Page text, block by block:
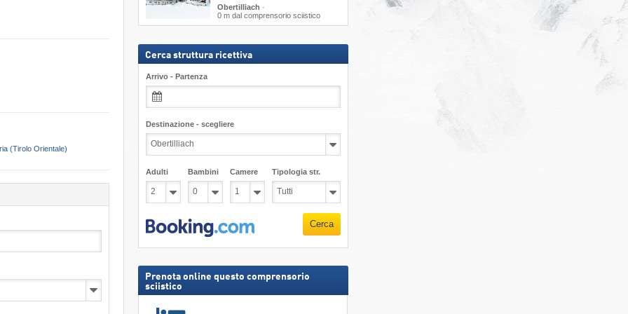
(Tirolo Orientale)
Obertilliach ·
0 m dal comprensorio sciistico
Cerca struttura ricettiva
Arrivo - Partenza
Destinazione - scegliere
Adulti Bambini Camere Tipologia str.
Cerca
Prenota online questo comprensorio
sciistico